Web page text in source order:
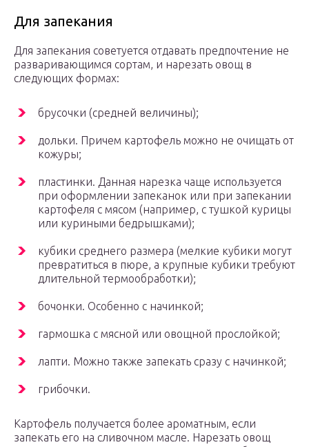
Для запекания
Для запекания советуется отдавать предпочтение не
разваривающимся сортам, и нарезать овощ в
следующих формах:
брусочки (средней величины);
дольки. Причем картофель можно не очищать от
кожуры;
пластинки. Данная нарезка чаще используется
при оформлении запеканок или при запекании
картофеля с мясом (например, с тушкой курицы
или куриными бедрышками);
кубики среднего размера (мелкие кубики могут
превратиться в пюре, а крупные кубики требуют
длительной термообработки);
бочонки. Особенно с начинкой;
гармошка с мясной или овощной прослойкой;
лапти. Можно также запекать сразу с начинкой;
грибочки.
Картофель получается более ароматным, если
запекать его на сливочном масле. Нарезать овощ